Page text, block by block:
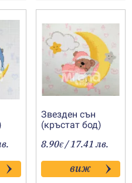
Звезден сън
(кръстат бод)
8.90€/ 17.41 лв.
виж